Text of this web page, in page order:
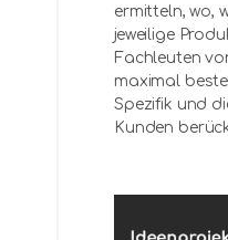
ermitteln, wo,
jeweilige
Fachleuten
maximal
Spezifik und
Kunden